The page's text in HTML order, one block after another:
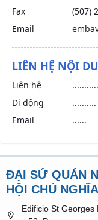
Fax
(507)
Email
LIÊN HỆ NỘI
Liên hệ
Di động
..........
Email
......
ĐẠI SỨ QUÁN
HỘI CHỦ
Edificio St